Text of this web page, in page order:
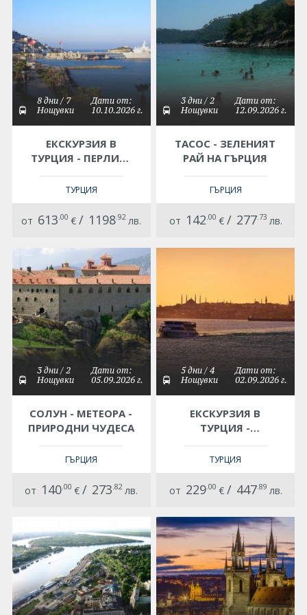
8 дни / 7
Нощувки
Дати от:
10.10.2026 г.
ЕКСКУРЗИЯ В
ТУРЦИЯ - ПЕРЛИТЕ
НА ЕГЕЯ, БЕРГАМА –
ЕФЕС – КУШАДАСЪ –
БОДРУМ –
МАРМАРИС –
ИЗМИР
ТУРЦИЯ
от 613.00 €/ 1198.92 лв.
3 дни / 2
Нощувки
Дати от:
12.09.2026 г.
ТАСОС - ЗЕЛЕНИЯТ
РАЙ НА ГЪРЦИЯ
ГЪРЦИЯ
от 142.00 € / 277.73 лв.
3 дни / 2
Нощувки
Дати от:
05.09.2026 г.
СОЛУН - МЕТЕОРА -
ПРИРОДНИ ЧУДЕСА
ГЪРЦИЯ
от 140 .00 €/ 273 .82 лв.
5 дни / 4
Нощувки
Дати от:
02.09.2026 г.
ЕКСКУРЗИЯ В
ТУРЦИЯ -
ВЪЛШЕБНИЯТ СВЯТ
НА ОРИЕНТА, С
АВТОБУС НА
ТУРЦИЯ
от 229.00 € / 447.89 лв.